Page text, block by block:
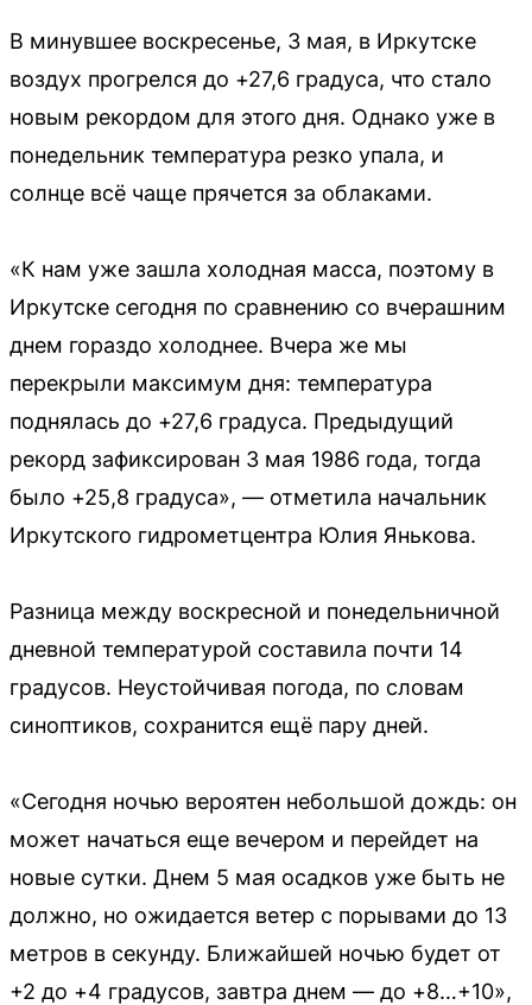
В минувшее воскресенье, 3 мая, в Иркутске
воздух прогрелся до +27,6 градуса, что стало
новым рекордом для этого дня. Однако уже в
понедельник температура резко упала, и
солнце всё чаще прячется за облаками.
«К нам уже зашла холодная масса, поэтому в
Иркутске сегодня по сравнению со вчерашним
днем гораздо холоднее. Вчера же мы
перекрыли максимум дня: температура
поднялась до +27,6 градуса. Предыдущий
рекорд зафиксирован 3 мая 1986 года, тогда
было +25,8 градуса», — отметила начальник
Иркутского гидрометцентра Юлия Янькова.
Разница между воскресной и понедельничной
дневной температурой составила почти 14
градусов. Неустойчивая погода, по словам
синоптиков, сохранится ещё пару дней.
«Сегодня ночью вероятен небольшой дождь: он
может начаться еще вечером и перейдет на
новые сутки. Днем 5 мая осадков уже быть не
должно, но ожидается ветер с порывами до 13
метров в секунду. Ближайшей ночью будет от
+2 до +4 градусов, завтра днем — до +8…+10»,